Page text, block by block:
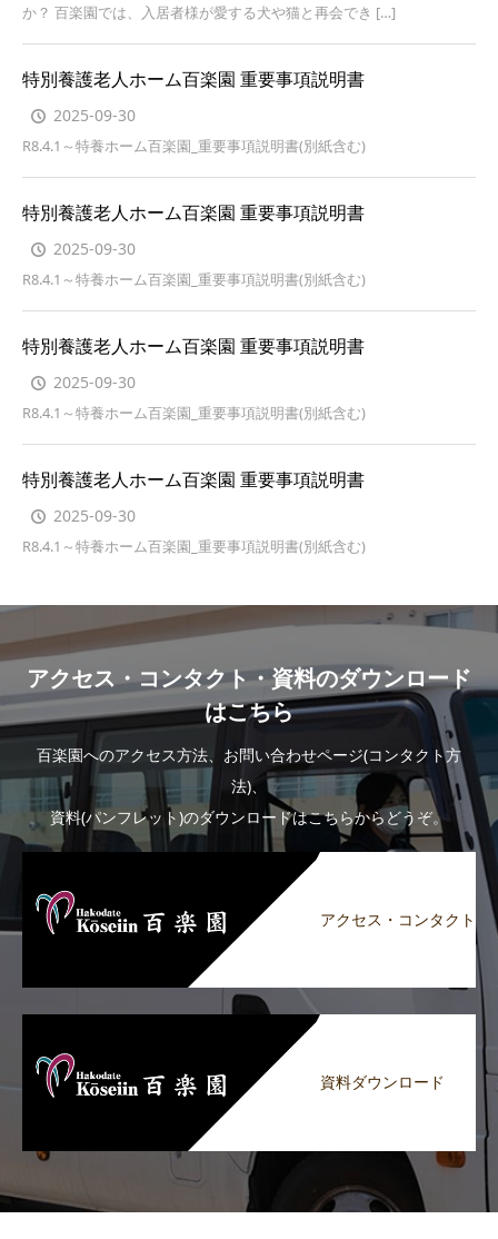
か？ 百楽園では、入居者様が愛する犬や猫と再会でき […]
特別養護老人ホーム百楽園 重要事項説明書
2025-09-30
R8.4.1～特養ホーム百楽園_重要事項説明書(別紙含む)
特別養護老人ホーム百楽園 重要事項説明書
2025-09-30
R8.4.1～特養ホーム百楽園_重要事項説明書(別紙含む)
特別養護老人ホーム百楽園 重要事項説明書
2025-09-30
R8.4.1～特養ホーム百楽園_重要事項説明書(別紙含む)
特別養護老人ホーム百楽園 重要事項説明書
2025-09-30
R8.4.1～特養ホーム百楽園_重要事項説明書(別紙含む)
アクセス・コンタクト・資料のダウンロード
はこちら
百楽園へのアクセス方法、お問い合わせページ(コンタクト方
法)、
資料(パンフレット)のダウンロードはこちらからどうぞ。
アクセス・コンタクト
資料ダウンロード